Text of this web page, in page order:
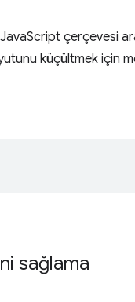
çerçevesi
küçültmek için
sağlama